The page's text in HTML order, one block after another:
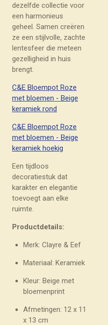
dezelfde collectie voor
een harmonieus
geheel. Samen creëren
ze een stijlvolle, zachte
lentesfeer die meteen
gezelligheid in huis
brengt.
C&E Bloempot Roze
met bloemen - Beige
keramiek rond
C&E Bloempot Roze
met bloemen - Beige
keramiek hoekig
Een tijdloos
decoratiestuk dat
karakter en elegantie
toevoegt aan elke
ruimte.
Productdetails:
Merk: Clayre & Eef
Materiaal: Keramiek
Kleur: Beige met
bloemenprint
Afmetingen: 12 x 11
x 13 cm